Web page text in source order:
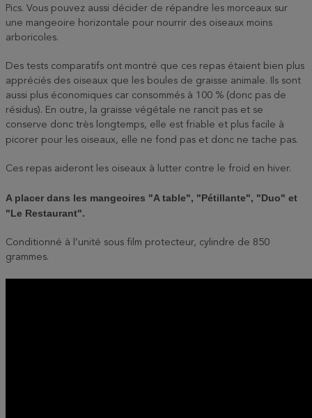
Pics. Vous pouvez aussi décider de répandre les morceaux sur
une mangeoire horizontale pour nourrir des oiseaux moins
arboricoles.
Des tests comparatifs ont montré que ces repas étaient bien plus
appréciés des oiseaux que les boules de graisse animale. Ils sont
aussi plus économiques car consommés à 100 % (donc pas de
résidus). En outre, la graisse végétale ne rancit pas et se
conserve donc très longtemps, elle est friable et plus facile à
picorer pour les oiseaux, elle ne fond pas et donc ne tache pas.
Ces repas aideront les oiseaux à lutter contre le froid en hiver.
A placer dans les mangeoires "A table", "Pétillante", "Duo" et
"Le Restaurant".
Conditionné à l’unité sous film protecteur, cylindre de 850
grammes.